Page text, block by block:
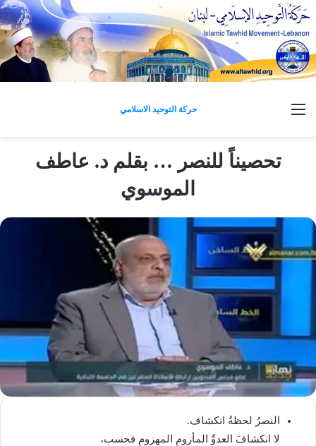
حركة التوحيد الاسلامي القائمة
تحصيناً للنصر … بقلم د. عاطف
الموسوي
النصرُ لحظةُ انكشاف.
لا انكشافَ العدوِّ المأزومِ المهزومِ فحسب،